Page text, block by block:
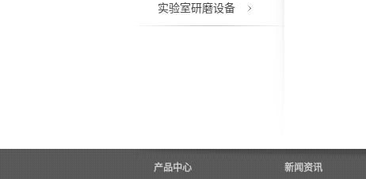
实验室研磨设备
产品中心
新闻资讯